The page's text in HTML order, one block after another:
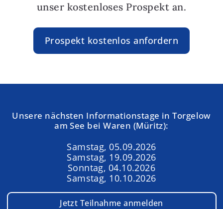
unser kostenloses Prospekt an.
Prospekt kostenlos anfordern
Unsere nächsten Informationstage in Torgelow
am See bei Waren (Müritz):
Samstag, 05.09.2026
Samstag, 19.09.2026
Sonntag, 04.10.2026
Samstag, 10.10.2026
Jetzt Teilnahme anmelden